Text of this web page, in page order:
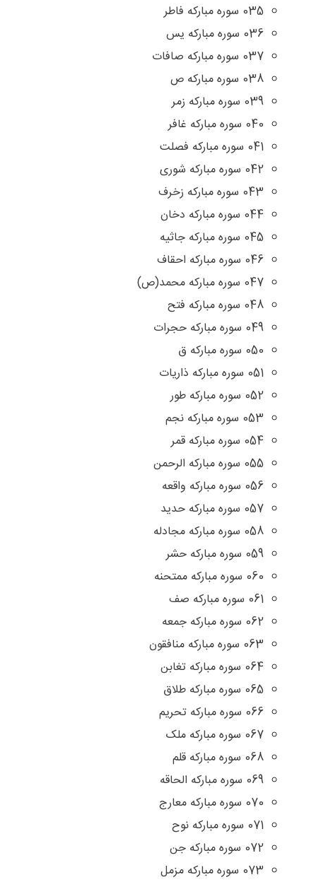
035 سوره مبارکه فاطر
036 سوره مبارکه یس
037 سوره مبارکه صافات
038 سوره مبارکه ص
039 سوره مبارکه زمر
040 سوره مبارکه غافر
041 سوره مبارکه فصلت
042 سوره مبارکه شوری
043 سوره مبارکه زخرف
044 سوره مبارکه دخان
045 سوره مبارکه جاثیه
046 سوره مبارکه احقاف
047 سوره مباركه محمد(ص)
048 سوره مبارکه فتح
049 سوره مبارکه حجرات
050 سوره مبارکه ق
051 سوره مبارکه ذاریات
052 سوره مبارکه طور
053 سوره مبارکه نجم
054 سوره مبارکه قمر
055 سوره مبارکه الرحمن
056 سوره مبارکه واقعه
057 سوره مبارکه حدید
058 سوره مبارکه مجادله
059 سوره مبارکه حشر
060 سوره مبارکه ممتحنه
061 سوره مبارکه صف
062 سوره مبارکه جمعه
063 سوره مبارکه منافقون
064 سوره مبارکه تغابن
065 سوره مبارکه طلاق
066 سوره مبارکه تحریم
067 سوره مبارکه ملک
068 سوره مبارکه قلم
069 سوره مبارکه الحاقه
070 سوره مبارکه معارج
071 سوره مبارکه نوح
072 سوره مبارکه جن
073 سوره مبارکه مزمل